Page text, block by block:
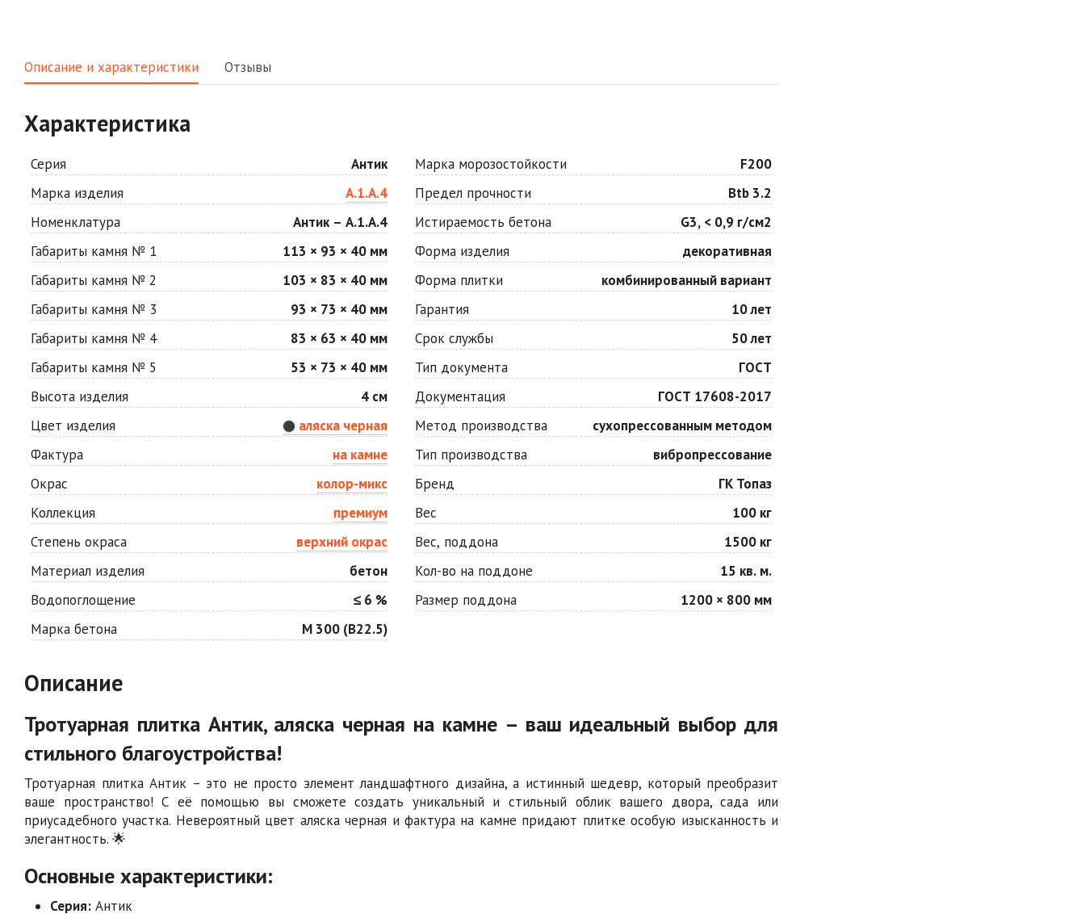
Клинкер Конго Коричневая Красная
Цена по запросу Цена по запросу Цена по запросу Цена по запросу
Сахара
Цена по запросу Цена по запросу
Серо-белая
Цена по запросу Цена по запросу Цена по запросу
Яшма
Описание и характеристики Отзывы
Характеристика
Серия
Антик
Марка изделия
А.1.А.4
Номенклатура
Антик – А.1.А.4
Габариты камня № 1
113 × 93 × 40 мм
Габариты камня № 2
103 × 83 × 40 мм
Габариты камня № 3
93 × 73 × 40 мм
Габариты камня № 4
83 × 63 × 40 мм
Габариты камня № 5
53 × 73 × 40 мм
Высота изделия
4 см
Цвет изделия
аляска черная
Фактура
на камне
Окрас
колор-микс
Коллекция
премиум
Степень окраса
верхний окрас
Материал изделия
бетон
Водопоглощение
≤ 6 %
Марка бетона
М 300 (В22.5)
Марка морозостойкости
F200
Предел прочности
Btb 3.2
Истираемость бетона
G3, < 0,9 г/см2
Форма изделия
декоративная
Форма плитки
комбинированный вариант
Гарантия
10 лет
Срок службы
50 лет
Тип документа
ГОСТ
Документация
ГОСТ 17608-2017
Метод производства
сухопрессованным методом
Тип производства
вибропрессование
Бренд
ГК Топаз
Вес
100 кг
Вес, поддона
1500 кг
Кол-во на поддоне
15 кв. м.
Размер поддона
1200 × 800 мм
Описание
Тротуарная плитка Антик, аляска черная на камне – ваш идеальный выбор для
стильного благоустройства!
Тротуарная плитка Антик – это не просто элемент ландшафтного дизайна, а истинный шедевр, который преобразит
ваше пространство! С её помощью вы сможете создать уникальный и стильный облик вашего двора, сада или
приусадебного участка. Невероятный цвет аляска черная и фактура на камне придают плитке особую изысканность и
элегантность. 🌟
Основные характеристики:
Серия: Антик